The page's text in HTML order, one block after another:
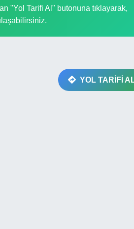
"Yol Tarifi Al" butonuna tıklayarak,
YOL TARİFİ